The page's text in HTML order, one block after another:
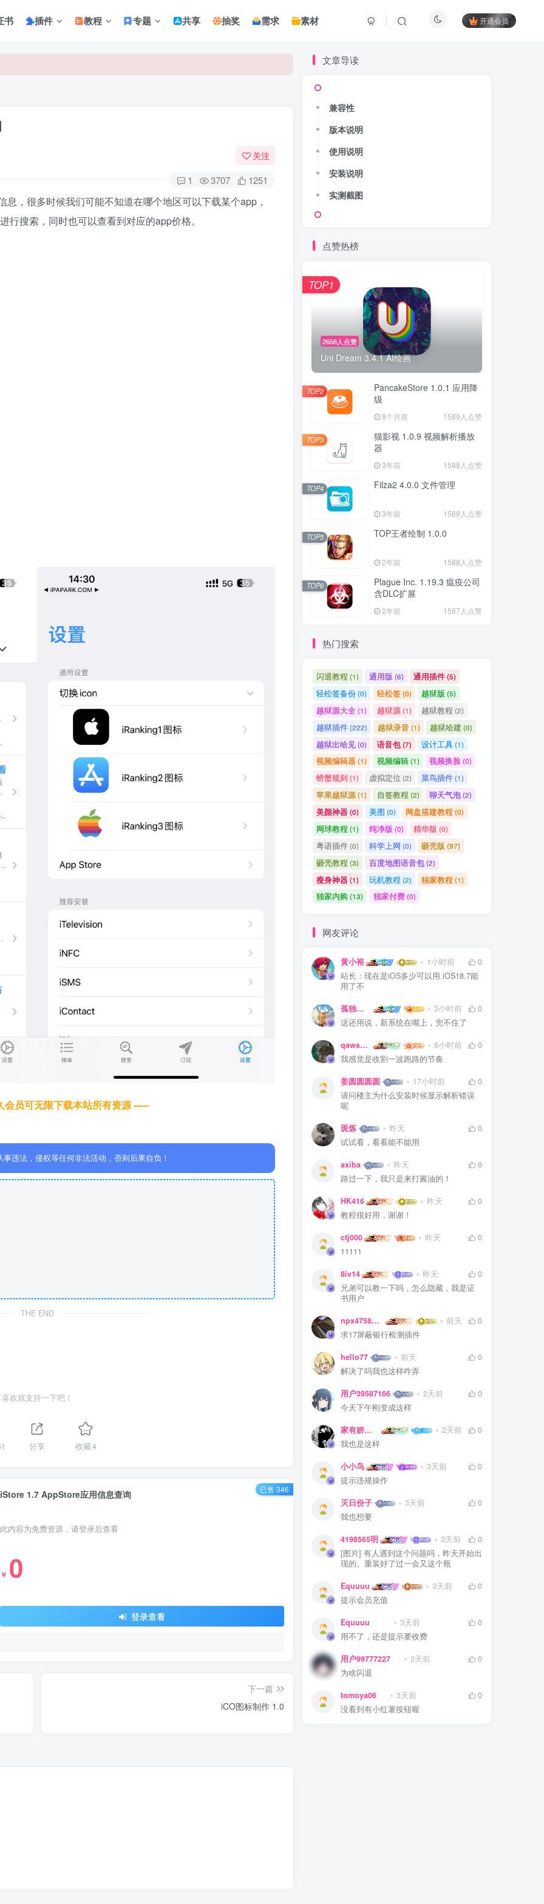
书 插件 教程 专题 共享 抽奖 需求 素材 开通会员
关注
1 3707 1251
，很多时候我们可能不知道在哪个地区可以下载某个app，
搜索，同时也可以查看到对应的app价格。
会员可无限下载本站所有资源 -----
违法，侵权等任何非法活动，否则后果自负！
THE END
喜欢就支持一下吧！
分享 收藏4
iStore 1.7 AppStore应用信息查询
此内容为免费资源，请登录后查看
￥ 0
登录查看
已售 346
下一篇
iCO图标制作 1.0
文章导读
兼容性
版本说明
使用说明
安装说明
实测截图
点赞热榜
2656人点赞
Uni Dream 3.4.1 AI绘画
TOP1
PancakeStore 1.0.1 应用降
级
8个月前 1589人点赞
TOP2
猫影视 1.0.9 视频解析播放
器
3年前 1588人点赞
TOP3
Filza2 4.0.0 文件管理
3年前 1588人点赞
TOP4
TOP王者绘制 1.0.0
2年前 1588人点赞
TOP5
Plague Inc. 1.19.3 瘟疫公司
含DLC扩展
2年前 1587人点赞
TOP6
热门搜索
闪退教程 (1) 通用版 (6) 通用插件(5)
轻松签备份(0) 轻松签(0) 越狱版 (5)
越狱源大全(1) 越狱源(1) 越狱教程 (2)
越狱插件(222) 越狱录音(1) 越狱哈建 (0)
越狱出哈见(0) 语音包(7) 设计工具(1)
视频编辑器(1) 视频编辑(1) 视频换脸(0)
螃蟹规则(1) 虚拟定位 (2) 菜鸟插件(1)
苹果越狱源(1) 自签教程 (2) 聊天气泡(2)
美颜神器(0) 美图 (0) 网盘搭建教程 (0)
网球教程 (1) 纯净版 (0) 精华版 (0)
粤语插件(0) 科学上网 (0) 砸壳版 (97)
砸壳教程 (3) 百度地图语音包(2)
瘦身神器(1) 玩机教程 (2) 独家教程 (1)
独家内购 (13) 独家付费(0)
网友评论
黄小裕 1小时前
0
站长：现在是iOS多少可以用 iOS18.7能
用了不
孤独浪人 3小时前
0
这还用说，新系统在嘴上，兜不住了
qaws111879 8小时前
0
我感觉是收割一波跑路的节奏
姜圆圆圆圆 17小时前
0
请问楼主为什么安装时候显示解析错误
呢
斑炼 昨天
0
试试看，看看能不能用
axiba 昨天
0
路过一下，我只是来打酱油的！
HK416 昨天
0
教程很好用，谢谢！
ctj000 昨天
0
11111
8iv14 昨天
0
兄弟可以教一下吗，怎么隐藏，我是证
书用户
npx475805841 前天
0
求17屏蔽银行检测插件
hello77 前天
0
解决了吗我也这样咋弄
用户39587166 2天前
0
今天下午刚变成这样
家有娇妻扁鹊难医 2天前
0
我也是这样
小小鸟 3天前
0
提示违规操作
灭日份子 3天前
0
我也想要
4198565明 3天前
0
[图片] 有人遇到这个问题吗，昨天开始出
现的。重装好了过一会又这个瓶
Equuuu 3天前
0
提示会员充值
Equuuu
0
用不了，还是提示要收费
用户99777227 3天前
0
为啥闪退
tomoya06 3天前
0
没看到有小红薯按钮喔